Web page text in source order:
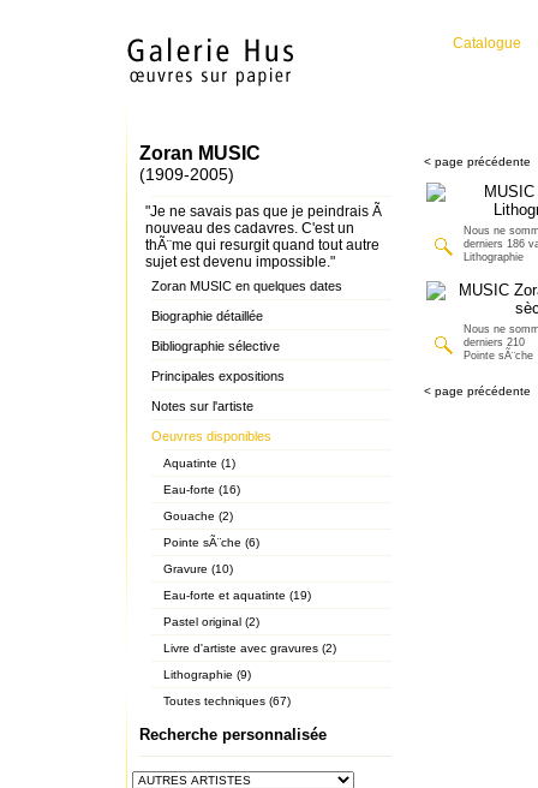
Catalogue
Zoran MUSIC
(1909-2005)
"Je ne savais pas que je peindrais Ã
nouveau des cadavres. C'est un
thÃ¨me qui resurgit quand tout autre
sujet est devenu impossible."
Zoran MUSIC en quelques dates
Biographie détaillée
Bibliographie sélective
Principales expositions
Notes sur l'artiste
Oeuvres disponibles
Aquatinte (1)
Eau-forte (16)
Gouache (2)
Pointe sÃ¨che (6)
Gravure (10)
Eau-forte et aquatinte (19)
Pastel original (2)
Livre d'artiste avec gravures (2)
Lithographie (9)
Toutes techniques (67)
Recherche personnalisée
< page précédente
Nous ne
derniers 186
Lithographie
Nous ne
derniers 210
Pointe sÃ¨che
< page précédente